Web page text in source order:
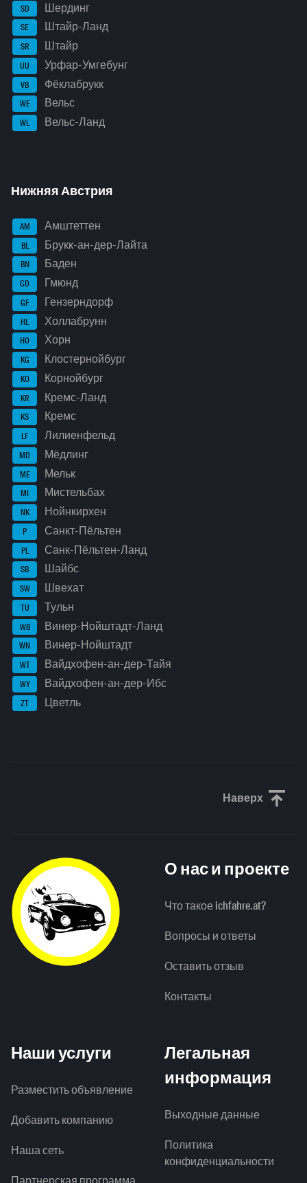
SD Шердинг
SE Штайр-Ланд
SR Штайр
UU Урфар-Умгебунг
VB Фёклабрукк
WE Вельс
WL Вельс-Ланд
Нижняя Австрия
AM Амштеттен
BL Брукк-ан-дер-Лайта
BN Баден
GD Гмюнд
GF Гензерндорф
HL Холлабрунн
HO Хорн
KG Клостернойбург
KO Корнойбург
KR Кремс-Ланд
KS Кремс
LF Лилиенфельд
MD Мёдлинг
ME Мельк
MI Мистельбах
NK Нойнкирхен
P Санкт-Пёльтен
PL Санк-Пёльтен-Ланд
SB Шайбс
SW Швехат
TU Тульн
WB Винер-Нойштадт-Ланд
WN Винер-Нойштадт
WT Вайдхофен-ан-дер-Тайя
WY Вайдхофен-ан-дер-Ибс
ZT Цветль
Наверх
О нас и проекте
Что такое ichfahre.at?
Вопросы и ответы
Оставить отзыв
Контакты
Наши услуги
Разместить объявление
Добавить компанию
Наша сеть
Легальная
информация
Выходные данные
Политика
конфиденциальности